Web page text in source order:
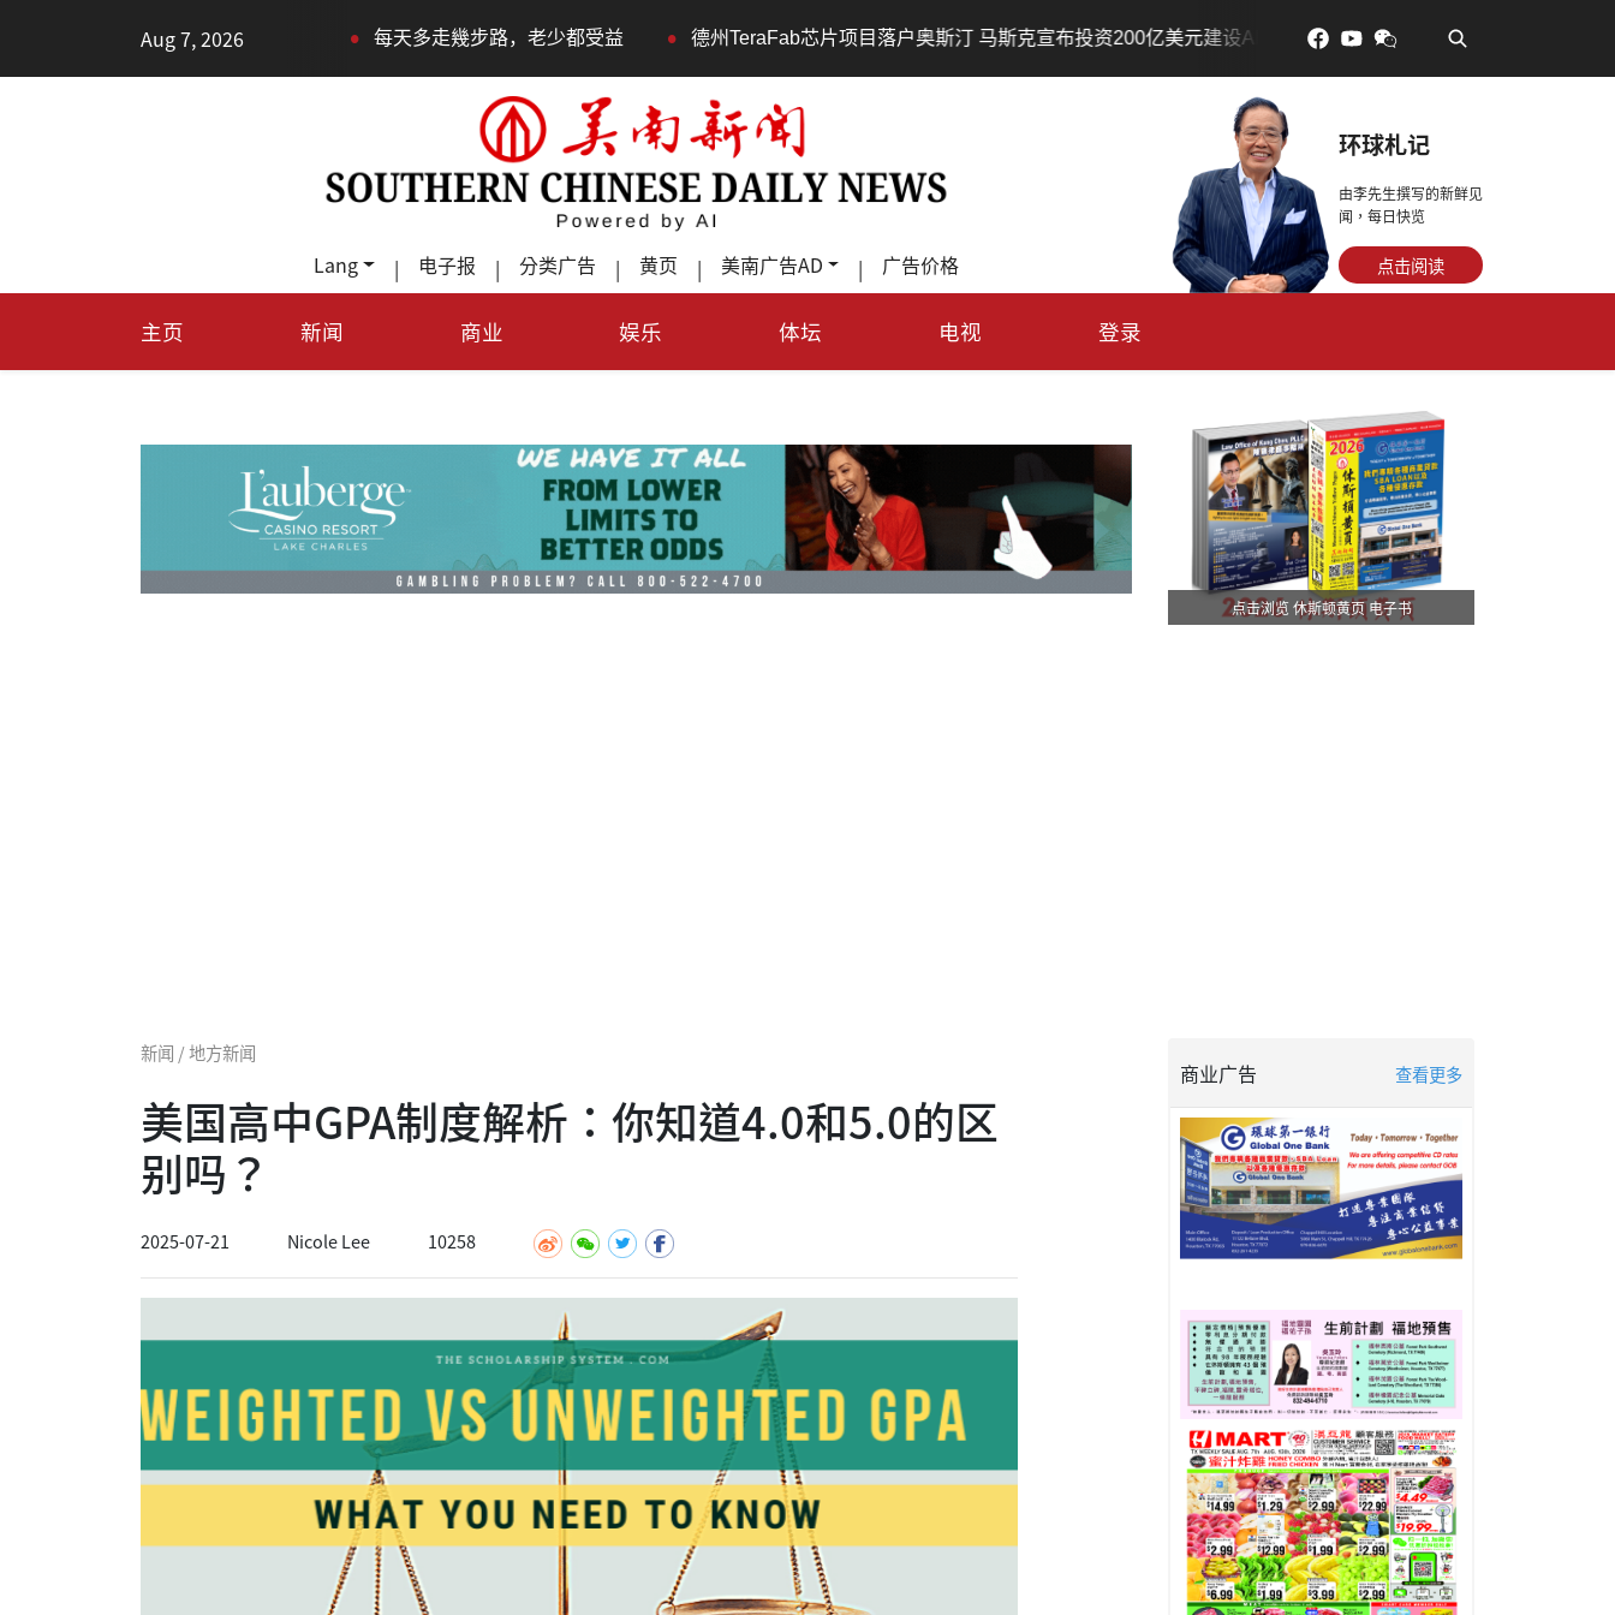
Aug 7, 2026
• 每天多走幾步路，老少都受益 • 德州TeraFab芯片项目落户奥斯汀 马斯克宣布投资200亿美元建设AI芯片制造基地 • 吃對了更年輕：花青素如何守住細胞、血管
Lang | 电子报 | 分类广告 | 黄页 | 美南广告AD | 广告价格
环球札记
由李先生撰写的新鲜见
闻，每日快览
点击阅读
主页 新闻 商业 娱乐 体坛 电视 登录
点击浏览 休斯顿黄页 电子书
新闻 / 地方新闻
美国高中GPA制度解析：你知道4.0和5.0的区
别吗？
2025-07-21 Nicole Lee 10258
商业广告 查看更多